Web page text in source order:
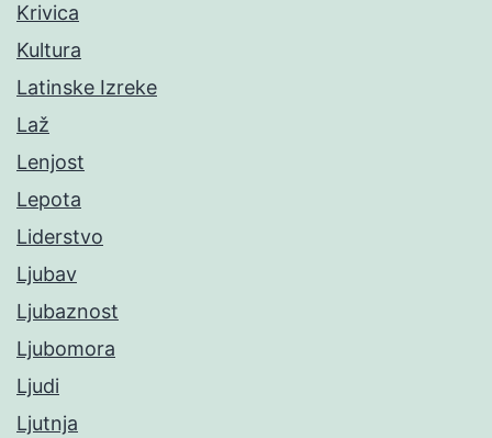
Krivica
Kultura
Latinske Izreke
Laž
Lenjost
Lepota
Liderstvo
Ljubav
Ljubaznost
Ljubomora
Ljudi
Ljutnja